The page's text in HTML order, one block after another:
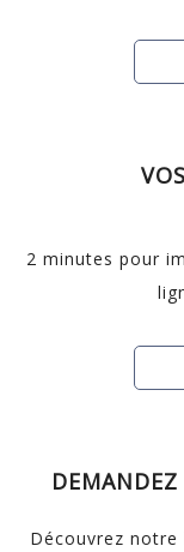
2 minutes pour
Découvrez notre